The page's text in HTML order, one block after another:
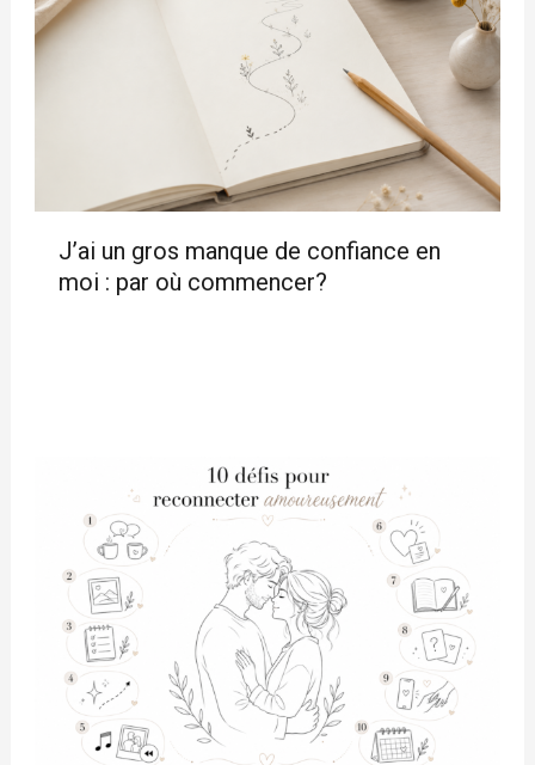
J’ai un gros manque de confiance en
moi : par où commencer?